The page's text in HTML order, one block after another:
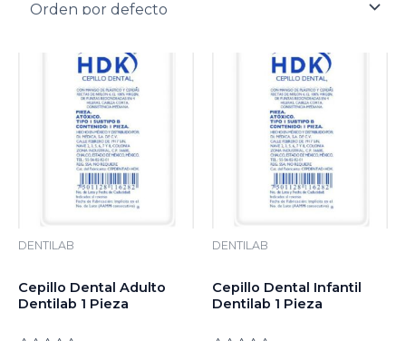
DENTILAB
Cepillo Dental Adulto
Dentilab 1 Pieza
DENTILAB
Cepillo Dental Infantil
Dentilab 1 Pieza